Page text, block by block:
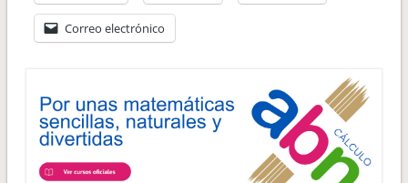
Correo electrónico